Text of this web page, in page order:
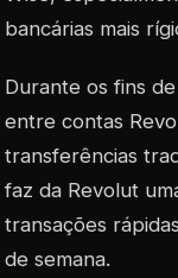
bancárias mais
Durante os fins
entre contas
transferências
faz da Revolut
transações
de semana.